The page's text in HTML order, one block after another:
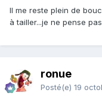
Il me reste plein de
à tailler...je ne pense
ronue
Posté(e) 19